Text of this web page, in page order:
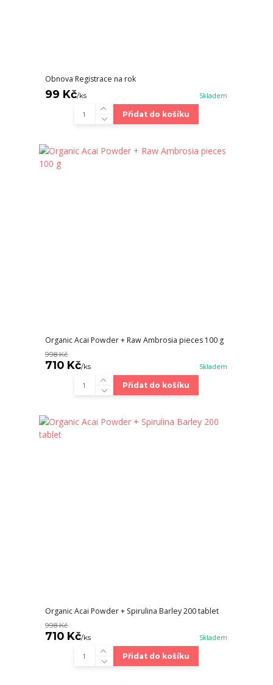
Obnova Registrace na rok
99 Kč/ks Skladem
Přidat do košíku
Organic Acai Powder + Raw Ambrosia pieces 100 g
998 Kč
710 Kč/ks Skladem
Přidat do košíku
Organic Acai Powder + Spirulina Barley 200 tablet
998 Kč
710 Kč/ks Skladem
Přidat do košíku